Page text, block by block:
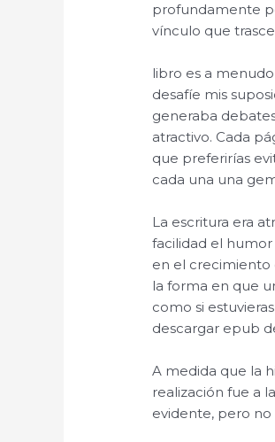
profundamente
vínculo que
libro es a
desafíe mis
generaba
atractivo. Cada
que preferirías
cada una una
La escritura era
facilidad el
en el crecimiento
la forma en que
como si
descargar epub
A medida que la
realización fue a
evidente, pero no